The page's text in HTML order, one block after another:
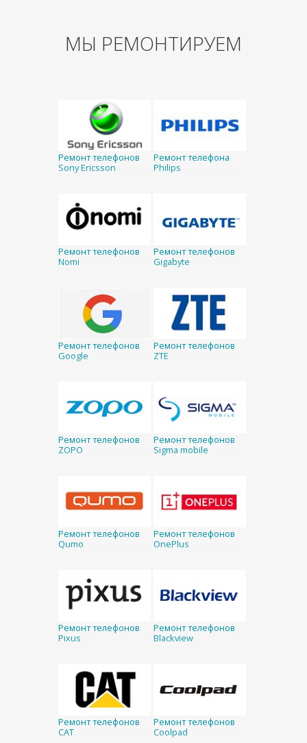
МЫ РЕМОНТИРУЕМ
Ремонт телефонов
Sony Ericsson
Ремонт телефона
Philips
Ремонт телефонов
Nomi
Ремонт телефонов
Gigabyte
Ремонт телефонов
Google
Ремонт телефонов
ZTE
Ремонт телефонов
ZOPO
Ремонт телефонов
Sigma mobile
Ремонт телефонов
Qumo
Ремонт телефонов
OnePlus
Ремонт телефонов
Pixus
Ремонт телефонов
Blackview
Ремонт телефонов
CAT
Ремонт телефонов
Coolpad